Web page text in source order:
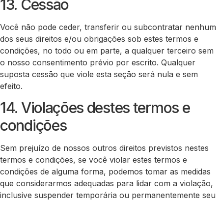
13. Cessão
Você não pode ceder, transferir ou subcontratar nenhum
dos seus direitos e/ou obrigações sob estes termos e
condições, no todo ou em parte, a qualquer terceiro sem
o nosso consentimento prévio por escrito. Qualquer
suposta cessão que viole esta seção será nula e sem
efeito.
14. Violações destes termos e
condições
Sem prejuízo de nossos outros direitos previstos nestes
termos e condições, se você violar estes termos e
condições de alguma forma, podemos tomar as medidas
que considerarmos adequadas para lidar com a violação,
inclusive suspender temporária ou permanentemente seu